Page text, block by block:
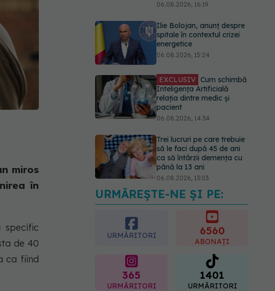
miros
în
specific
de 40
ca fiind
06.08.2026, 16:19
Ilie Bolojan, anunț despre
spitale în contextul crizei
energetice
06.08.2026, 15:24
EXCLUSIV Cum schimbă
Inteligența Artificială
relația dintre medic și
pacient
06.08.2026, 14:34
Trei lucruri pe care trebuie
să le faci după 45 de ani
ca să întârzii demența cu
până la 13 ani
06.08.2026, 13:03
Colebil și Panzcebil,
blocate temporar în
farmacii. ANMDMR
explică de ce a luat
URMĂREȘTE-NE ȘI PE:
URMĂRITORI 6560
ABONAȚI
365
URMĂRITORI
1401
URMĂRITORI